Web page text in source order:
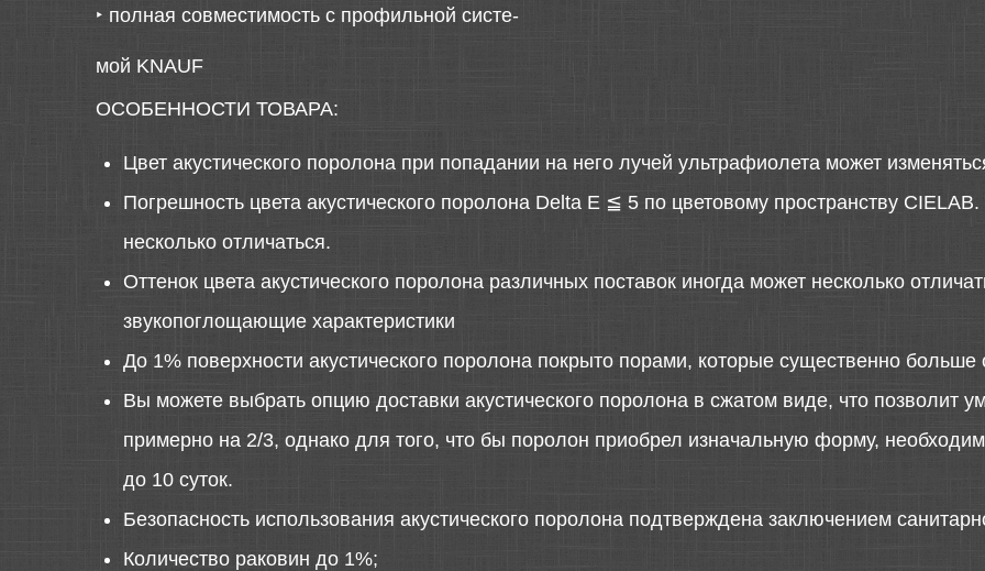
‣ полная совместимость с профильной систе-
мой KNAUF
ОСОБЕННОСТИ ТОВАРА:
Цвет акустического поролона при попадании на него лучей ультрафиолета может
Погрешность цвета акустического поролона Delta E ≦ 5 по цветовому пространству
несколько отличаться.
Оттенок цвета акустического поролона различных поставок иногда может несколько
звукопоглощающие характеристики
До 1% поверхности акустического поролона покрыто порами, которые существенно больше
Вы можете выбрать опцию доставки акустического поролона в сжатом виде, что позволит
примерно на 2/3, однако для того, что бы поролон приобрел изначальную форму,
до 10 суток.
Безопасность использования акустического поролона подтверждена заключением
Количество раковин до 1%;